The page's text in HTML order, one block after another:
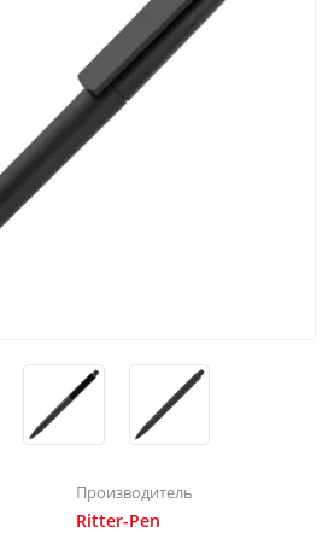
Производитель
Ritter-Pen